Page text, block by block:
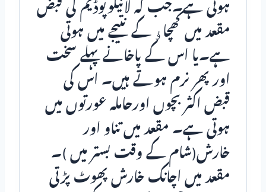
ہوتی ہے۔جب کہ لائیکوپوڈیم کی قبض
مقعد میں کھچاﺅ کے نتیجے میں ہوتی
ہے۔یا اس کے پاخانے پہلے سخت
اور پھر نرم ہوتے ہیں۔ اس کی
قبض اکثر بچوں اورحاملہ عورتوں میں
ہوتی ہے۔ مقعد میں تناو اور
خارش(شام کے وقت بستر میں )۔
مقعد میں اچانک خارش پھوٹ پڑتی